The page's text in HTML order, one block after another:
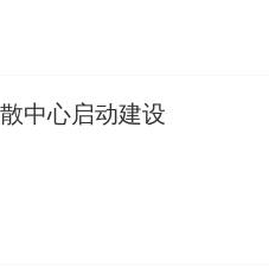
中心启动建设